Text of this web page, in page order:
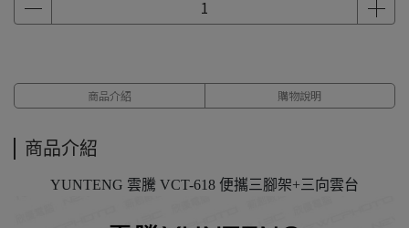
商品介紹 購物說明
商品介紹
YUNTENG 雲騰 VCT-618 便攜三腳架+三向雲台